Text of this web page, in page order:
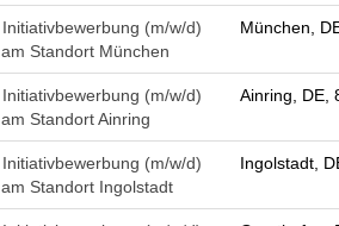
Initiativbewerbung (m/w/d)
am Standort München
München,
Initiativbewerbung (m/w/d)
am Standort Ainring
Ainring, DE,
Initiativbewerbung (m/w/d)
am Standort Ingolstadt
Ingolstadt,